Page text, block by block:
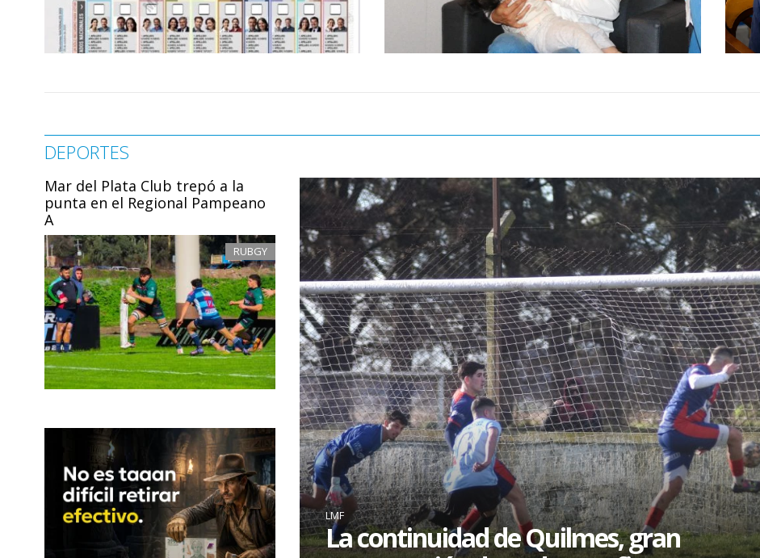
DEPORTES
Mar del Plata Club trepó a la
punta en el Regional Pampeano
A
RUBGY
LMF
La continuidad de Quilmes, gran